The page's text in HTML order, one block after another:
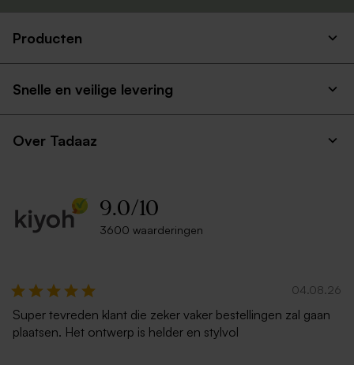
gerecycleerd papier
puntklep
Producten
Snelle en veilige levering
Over Tadaaz
9.0/10
3600 waarderingen
04.08.26
Super tevreden klant die zeker vaker bestellingen zal gaan
plaatsen. Het ontwerp is helder en stylvol